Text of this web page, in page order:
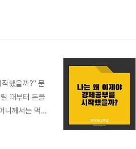
했을까?" 문
때부터 돈을
니께서는 먹을
활비가 부족